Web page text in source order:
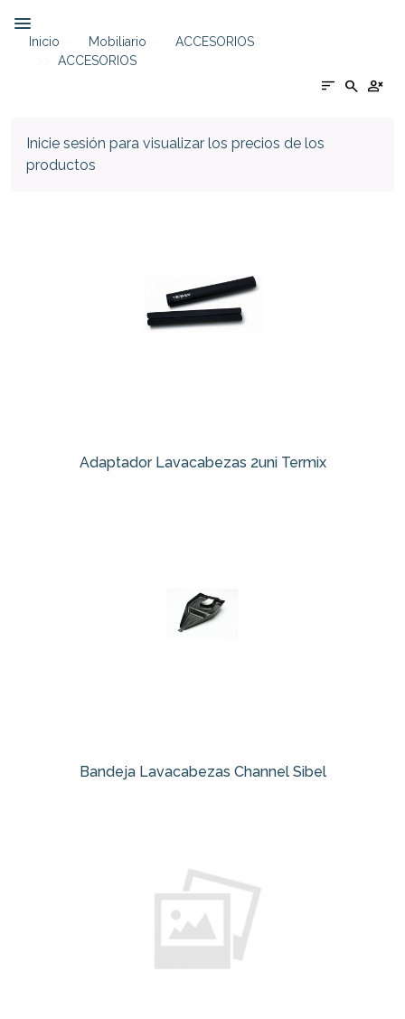
Inicio Mobiliario
ACCESORIOS
ACCESORIOS
sort search person_cancel
Inicie sesión para visualizar los precios de los
productos
Adaptador Lavacabezas 2uni Termix
Bandeja Lavacabezas Channel Sibel